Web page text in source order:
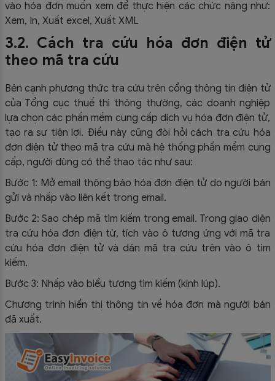
vào hóa đơn muốn xem để thực hiện các chức năng như:
Xem, In, Xuất excel, Xuất XML
3.2. Cách tra cứu hóa đơn điện tử
theo mã tra cứu
Bên cạnh phương thức tra cứu trên cổng thông tin điện tử
của Tổng cục thuế thì thông thường, các doanh nghiệp
lựa chọn các phần mềm cung cấp dịch vụ hóa đơn điện tử,
tạo ra sự tiện lợi. Điều này cũng đòi hỏi cách tra cứu hóa
đơn điện tử theo mã tra cứu mà hệ thống phần mềm cung
cấp, người dùng có thể thao tác như sau:
Bước 1: Mở email thông báo hóa đơn điện tử do người bán
gửi và nhấp vào liên kết trong email.
Bước 2: Sao chép mã tìm kiếm trong email. Trong giao diện
tra cứu hóa đơn điện từ, tích vào ô tương ứng với mã tra
cứu hóa đơn điện tử và dán mã tra cứu trên vào ô tìm
kiếm.
Bước 3: Nhấp vào biểu tượng tìm kiếm (kính lúp).
Chương trình hiển thị thông tin về hóa đơn mà người bán
đã xuất.